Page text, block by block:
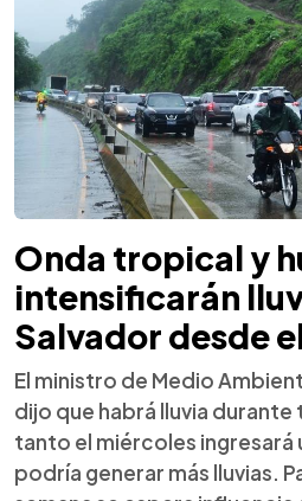
Onda tropical y
intensificarán
Salvador desde
El ministro de Medio
dijo que habrá lluvia durante
tanto el miércoles ingresará
podría generar más lluvias.